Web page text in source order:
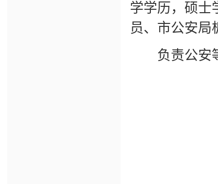
学学历，硕士
员、市公安局
负责公安